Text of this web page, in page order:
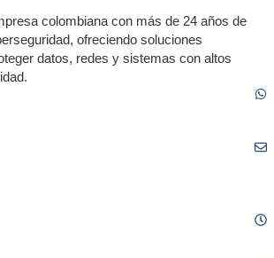
colombiana con más de 24 años de
ofreciendo soluciones
datos, redes y sistemas con altos